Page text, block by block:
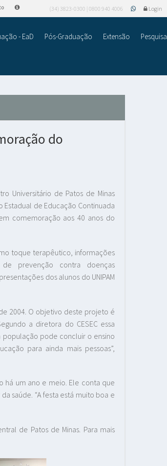
(34) 3823-0300 | 0800 940 4006 Login
- EaD Pós-Graduação Extensão Pesquisa
do
Universitário de Patos de Minas
Estadual de Educação Continuada
comemoração aos 40 anos do
toque terapêutico, informações
prevenção contra doenças
dos alunos do UNIPAM
2004. O objetivo deste projeto é
a diretora do CESEC essa
pode concluir o ensino
para ainda mais pessoas”,
há um ano e meio. Ele conta que
saúde. “A festa está muito boa e
de Patos de Minas. Para mais